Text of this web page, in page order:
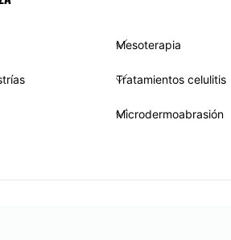
Mesoterapia
Tratamientos celulitis
Microdermoabrasión